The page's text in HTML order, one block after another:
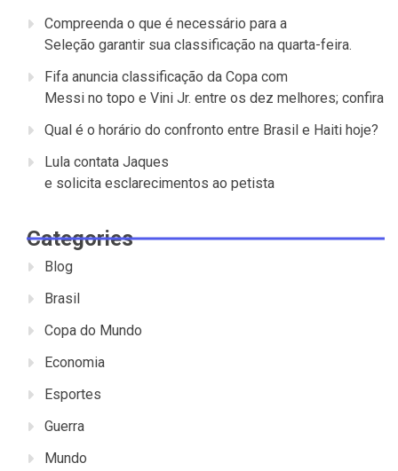
Compreenda o que é necessário para a
Seleção garantir sua classificação na quarta-feira.
Fifa anuncia classificação da Copa com
Messi no topo e Vini Jr. entre os dez melhores; confira
Qual é o horário do confronto entre Brasil e Haiti hoje?
Lula contata Jaques
e solicita esclarecimentos ao petista
Categories
Blog
Brasil
Copa do Mundo
Economia
Esportes
Guerra
Mundo